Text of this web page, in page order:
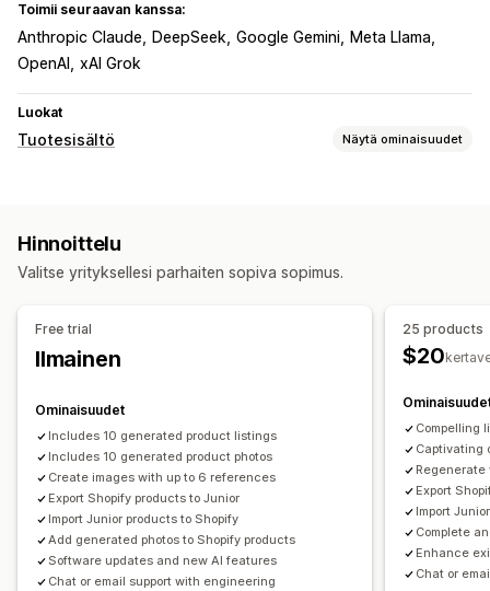
Toimii seuraavan kanssa:
Anthropic Claude DeepSeek Google Gemini
Meta Llama
OpenAI
xAI Grok
Luokat
Tuotesisältö Näytä ominaisuudet
Vaihtoehtoinen teksti
Usein kysyttyä Strukturoitu tieto
Kuvan pakkaus
Hakukoneoptimointi
Automaattinen optimointi
Hinnoittelu
Valitse yrityksellesi parhaiten sopiva sopimus.
Free trial
Ilmainen
Ominaisuudet
Includes 10 generated product listings
Includes 10 generated product photos
Create images with up to 6 references
Export Shopify products to Junior
Import Junior products to Shopify
Add generated photos to Shopify products
Software updates and new AI features
Chat or email support with engineering
25 products
$20
Compelling
Captivating
Regenerate
Export
Import
Complete
Enhance
Chat or